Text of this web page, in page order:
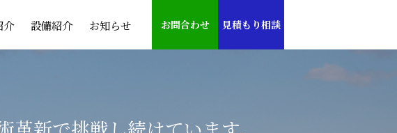
介 設備紹介 お知らせ お問合わせ 見積もり相談